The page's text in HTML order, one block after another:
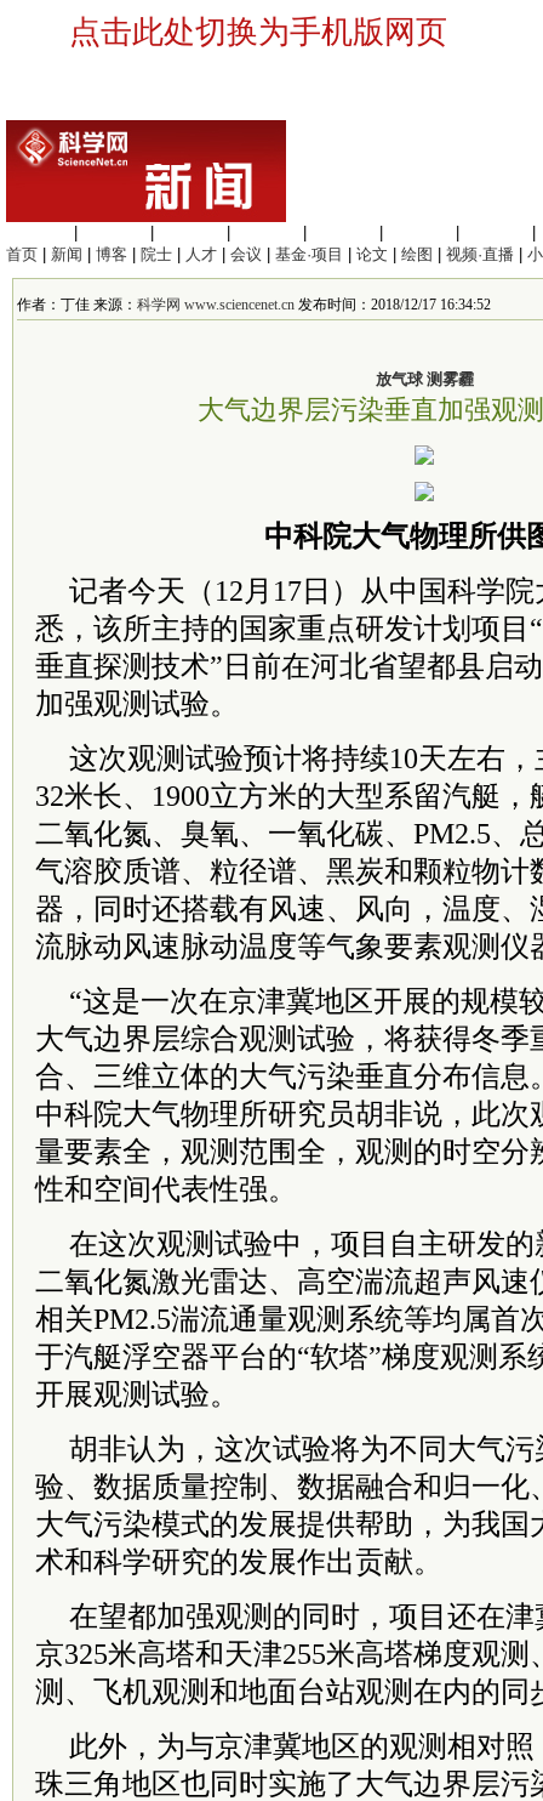
点击此处切换为手机版网页
首页
新闻 博客 院士 人才 会议 基金·项目 论文 绘图 视频·直播
作者：丁佳 来源： 科学网 www.sciencenet.cn 发布时间：2018/12/17 16:34:52
放气球 测雾霾
大气边界层污染垂直加强观
中科院大气物理所供
记者今天（12月17日）从中国科学
悉，该所主持的国家重点研发计划项目
垂直探测技术”日前在河北省望都县启
加强观测试验。
这次观测试验预计将持续10天左右
32米长、1900立方米的大型系留汽艇
二氧化氮、臭氧、一氧化碳、PM2.5、
气溶胶质谱、粒径谱、黑炭和颗粒物计
器，同时还搭载有风速、风向，温度、
流脉动风速脉动温度等气象要素观测仪
“这是一次在京津冀地区开展的规模
大气边界层综合观测试验，将获得冬季
合、三维立体的大气污染垂直分布信息
中科院大气物理所研究员胡非说，此次
量要素全，观测范围全，观测的时空分
性和空间代表性强。
在这次观测试验中，项目自主研发
二氧化氮激光雷达、高空湍流超声风速
相关PM2.5湍流通量观测系统等均属首
于汽艇浮空器平台的“软塔”梯度观测系
开展观测试验。
胡非认为，这次试验将为不同大气
验、数据质量控制、数据融合和归一化
大气污染模式的发展提供帮助，为我国
术和科学研究的发展作出贡献。
在望都加强观测的同时，项目还在
京325米高塔和天津255米高塔梯度观
测、飞机观测和地面台站观测在内的同
此外，为与京津冀地区的观测相对
珠三角地区也同时实施了大气边界层污